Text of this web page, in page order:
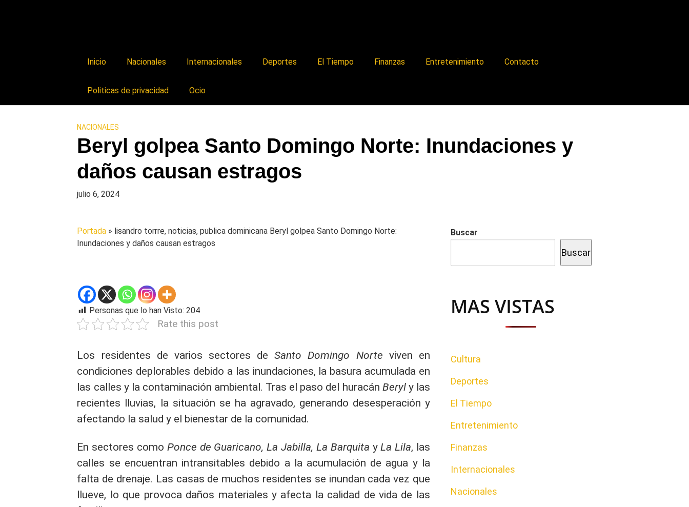
Inicio Nacionales Internacionales Deportes El Tiempo Finanzas Entretenimiento Contacto
Politicas de privacidad Ocio
NACIONALES
Beryl golpea Santo Domingo Norte: Inundaciones y
daños causan estragos
julio 6, 2024
Portada » lisandro torrre, noticias, publica dominicana Beryl golpea Santo Domingo Norte:
Inundaciones y daños causan estragos
Personas que lo han Visto: 204
Rate this post
Los residentes de varios sectores de Santo Domingo Norte viven en
condiciones deplorables debido a las inundaciones, la basura acumulada en
las calles y la contaminación ambiental. Tras el paso del huracán Beryly las
recientes lluvias, la situación se ha agravado, generando desesperación y
afectando la salud y el bienestar de la comunidad.
En sectores como Ponce de Guaricano, La Jabilla, La Barquita yLa Lila, las
calles se encuentran intransitables debido a la acumulación de agua y la
falta de drenaje. Las casas de muchos residentes se inundan cada vez que
llueve, lo que provoca daños materiales y afecta la calidad de vida de las
Buscar
Buscar
MAS VISTAS
Cultura
Deportes
El Tiempo
Entretenimiento
Finanzas
Internacionales
Nacionales